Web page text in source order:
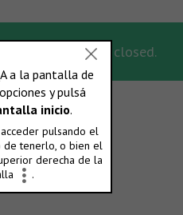
comments are closed.